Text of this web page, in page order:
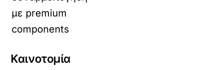
με premium
components
Καινοτομία